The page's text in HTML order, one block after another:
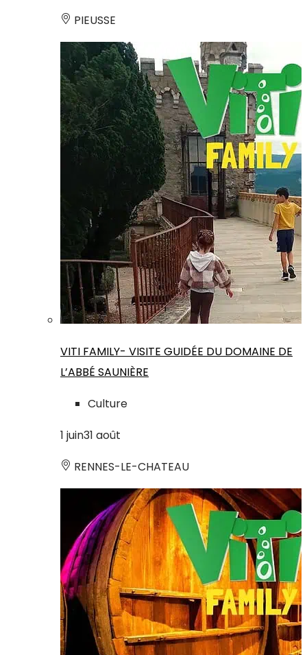
PIEUSSE
VITI FAMILY- VISITE GUIDÉE DU DOMAINE DE
L’ABBÉ SAUNIÈRE
Culture
1 juin31 août
RENNES-LE-CHATEAU